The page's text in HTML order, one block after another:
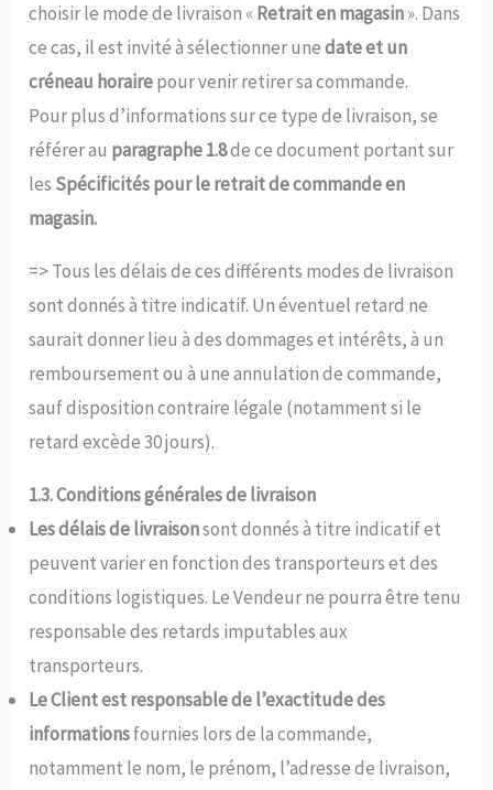
choisir le mode de livraison « Retrait en magasin». Dans
ce cas, il est invité à sélectionner unedate et un
créneau horairepour venir retirer sa commande.
Pour plus d’informations sur ce type de livraison, se
référer au paragraphe 1.8de ce document portant sur
les Spécificités pour le retrait de commande en
magasin.
=> Tous les délais de ces différents modes de livraison
sont donnés à titre indicatif. Un éventuel retard ne
saurait donner lieu à des dommages et intérêts, à un
remboursement ou à une annulation de commande,
sauf disposition contraire légale (notamment si le
retard excède 30 jours).
1.3. Conditions générales de livraison
Les délais de livraisonsont donnés à titre indicatif et
peuvent varier en fonction des transporteurs et des
conditions logistiques. Le Vendeur ne pourra être tenu
responsable des retards imputables aux
transporteurs.
Le Client est responsable de l’exactitude des
informationsfournies lors de la commande,
notamment le nom, le prénom, l’adresse de livraison,